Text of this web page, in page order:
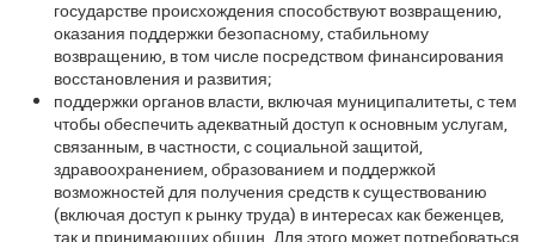
государстве происхождения способствуют возвращению,
оказания поддержки безопасному, стабильному
возвращению, в том числе посредством финансирования
восстановления и развития;
поддержки органов власти, включая муниципалитеты, с тем
чтобы обеспечить адекватный доступ к основным услугам,
связанным, в частности, с социальной защитой,
здравоохранением, образованием и поддержкой
возможностей для получения средств к существованию
(включая доступ к рынку труда) в интересах как беженцев,
так и принимающих общин. Для этого может потребоваться